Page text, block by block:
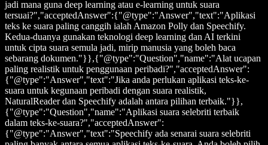
jadi mana guna deep learning atau e-learning untuk suara
tersuai?","acceptedAnswer":{"@type":"Answer","text":"Aplikasi
teks ke suara paling canggih ialah Amazon Polly dan Speechify.
Kedua-duanya gunakan teknologi deep learning dan AI terkini
untuk cipta suara semula jadi, mirip manusia yang boleh baca
sebarang dokumen."}},{"@type":"Question","name":"Alat ucapan
paling realistik untuk penggunaan peribadi?","acceptedAnswer":
{"@type":"Answer","text":"Jika anda perlukan aplikasi teks-ke-
suara untuk kegunaan peribadi dengan suara realistik,
NaturalReader dan Speechify adalah antara pilihan terbaik."}},
{"@type":"Question","name":"Aplikasi suara selebriti terbaik
dalam teks-ke-suara?","acceptedAnswer":
{"@type":"Answer","text":"Speechify ada senarai suara selebriti